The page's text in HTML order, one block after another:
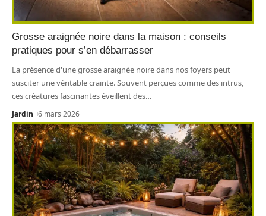
Grosse araignée noire dans la maison : conseils
pratiques pour s’en débarrasser
La présence d'une grosse araignée noire dans nos foyers peut
susciter une véritable crainte. Souvent perçues comme des intrus,
ces créatures fascinantes éveillent des…
Jardin 6 mars 2026